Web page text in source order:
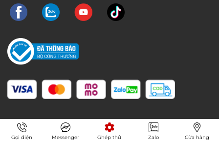
Gọi điện Messenger Ghép thử Zalo Cửa hàng